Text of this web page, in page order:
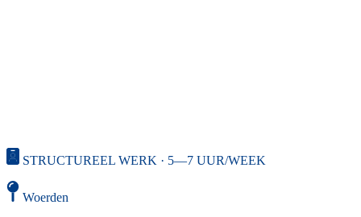
STRUCTUREEL WERK · 5—7 UUR/WEEK
Woerden